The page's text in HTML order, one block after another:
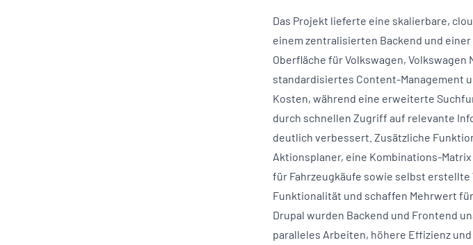
Das Projekt lieferte eine skalierbare,
einem zentralisierten Backend und
Oberfläche für Volkswagen, Volkswagen
standardisiertes Content-Management
Kosten, während eine erweiterte
durch schnellen Zugriff auf relevante
deutlich verbessert. Zusätzliche
Aktionsplaner, eine Kombinations-
für Fahrzeugkäufe sowie selbst
Funktionalität und schaffen Mehrwert
Drupal wurden Backend und Frontend
paralleles Arbeiten, höhere Effizienz